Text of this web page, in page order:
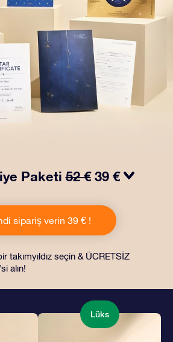
Paketi52 € 39 €
hazırlanan belgelerin seçtiğiniz
çevrimiçi belgeler ve uygulamalara
dahildir. Bu, arkadaşlarınıza ve
yoludur.
sipariş verin 39 € !
takımyıldız seçin & ÜCRETSİZ
alın!
Lüks